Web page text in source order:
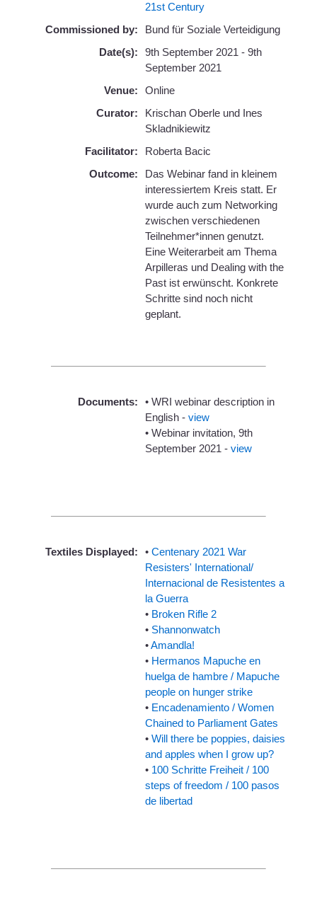
21st Century
Commissioned by:
Bund für Soziale Verteidigung
Date(s):
9th September 2021 - 9th
September 2021
Venue:
Online
Curator:
Krischan Oberle und Ines
Skladnikiewitz
Facilitator:
Roberta Bacic
Outcome:
Das Webinar fand in kleinem
interessiertem Kreis statt. Er
wurde auch zum Networking
zwischen verschiedenen
Teilnehmer*innen genutzt.
Eine Weiterarbeit am Thema
Arpilleras und Dealing with the
Past ist erwünscht. Konkrete
Schritte sind noch nicht
geplant.
Documents:
• WRI webinar description in
English - view
• Webinar invitation, 9th
September 2021 - view
Textiles Displayed: • Centenary 2021 War
Resisters' International/
Internacional de Resistentes a
la Guerra
• Broken Rifle 2
• Shannonwatch
•Amandla!
• Hermanos Mapuche en
huelga de hambre / Mapuche
people on hunger strike
• Encadenamiento / Women
Chained to Parliament Gates
• Will there be poppies, daisies
and apples when I grow up?
• 100 Schritte Freiheit / 100
steps of freedom / 100 pasos
de libertad